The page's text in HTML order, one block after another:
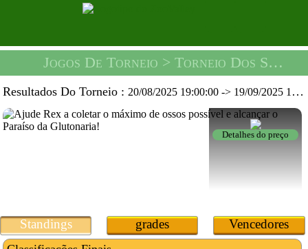
Jogos De Torneio > Torneio Dos Sonhos Do Rex -
Resultados Do Torneio :20/08/2025 19:00:00 -> 19/09/2025 19:59:59
Detalhes do preço
Standings grades Vencedores